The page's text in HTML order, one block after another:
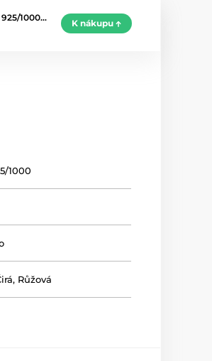
1000…
K nákupu
1000
, Růžová